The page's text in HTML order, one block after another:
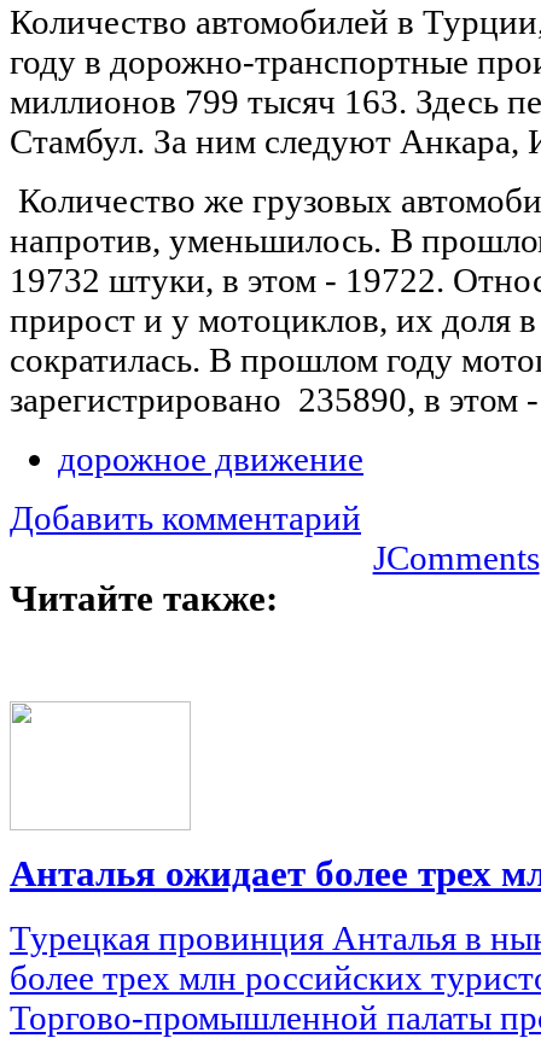
Количество автомобилей в
году в дорожно-транспортные
миллионов 799 тысяч 163. Здесь
Стамбул. За ним следуют Анкара,
Количество же грузовых
напротив, уменьшилось. В
19732 штуки, в этом - 19722.
прирост и у мотоциклов, их доля
сократилась. В прошлом году
зарегистрировано 235890, в этом
дорожное движение
Добавить комментарий
JComments
Читайте также:
Анталья ожидает более трех
Турецкая провинция Анталья в
более трех млн российских
Торгово-промышленной палаты